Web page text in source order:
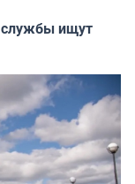
службы ищут